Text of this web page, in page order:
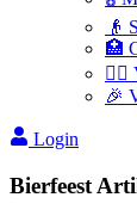
👴
🏥
👩‍⚕️
🎉
Login
Bierfeest